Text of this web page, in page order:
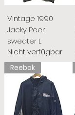
Vintage 1990
Jacky Peer
sweater L
Nicht verfügbar
Reebok